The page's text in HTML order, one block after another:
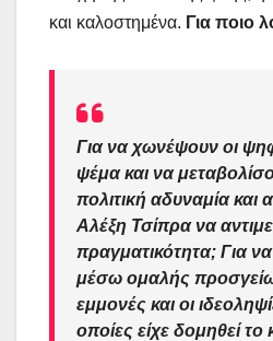
και καλοστημένα. Για ποιο
Για να χωνέψουν οι
ψέμα και να
πολιτική αδυναμία και
Αλέξη Τσίπρα να
πραγματικότητα; Για
μέσω ομαλής
εμμονές και οι
οποίες είχε δομηθεί το